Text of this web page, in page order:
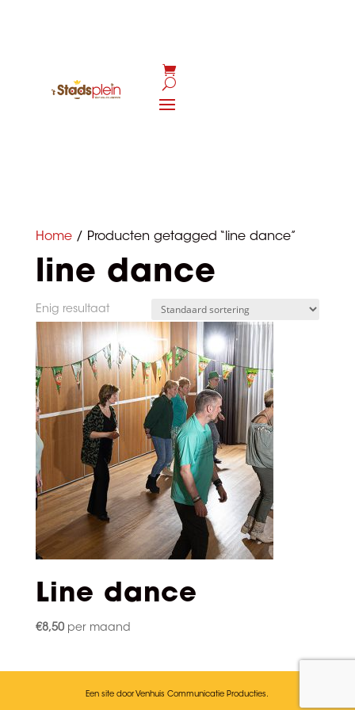
Home/ Producten getagged “line dance”
line dance
Enig resultaat
Line dance
€8,50per maand
Een site door Venhuis Communicatie Producties.